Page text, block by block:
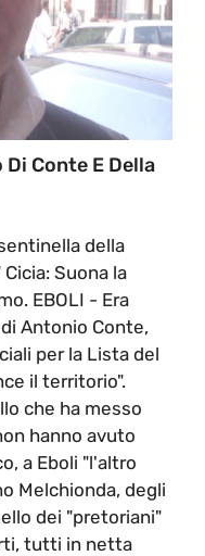
Conte E Della
della
Suona la
EBOLI - Era
Antonio Conte,
per la Lista del
il territorio".
che ha messo
hanno avuto
a Eboli "l'altro
Melchionda, degli
dei "pretoriani"
tutti in netta